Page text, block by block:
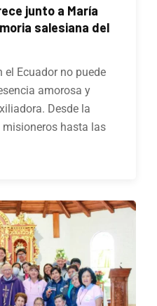
junto a María
salesiana del
Ecuador no puede
amorosa y
Desde la
hasta las